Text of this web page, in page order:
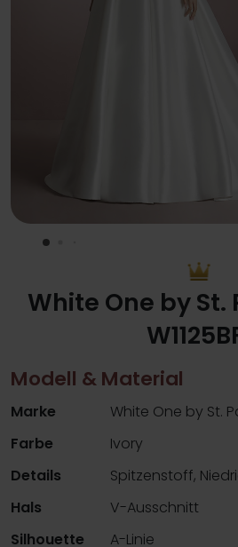
White One by St.
Modell & Material
Marke
White One by St.
Farbe
Ivory
Details
Spitzenstoff,
Hals
V-Ausschnitt
Silhouette
A-Linie